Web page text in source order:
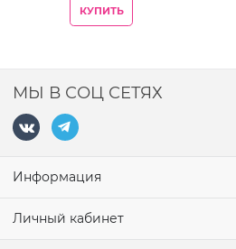
КУПИТЬ
МЫ В СОЦ СЕТЯХ
Информация
Личный кабинет